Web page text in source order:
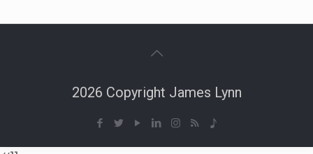
2026 Copyright James Lynn